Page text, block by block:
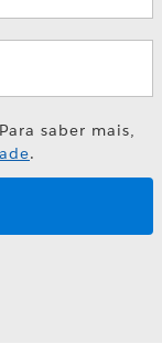
saber mais,
.